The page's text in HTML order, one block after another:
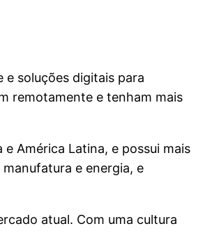
soluções digitais para
remotamente e tenham mais
América Latina, e possui mais
e energia, e
atual. Com uma cultura